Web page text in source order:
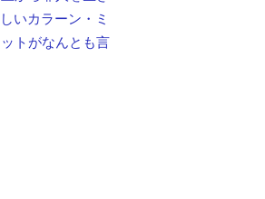
いカラーン・ミ
トがなんとも言